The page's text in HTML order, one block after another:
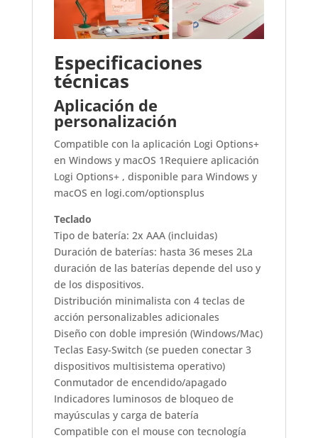
Especificaciones
técnicas
Aplicación de
personalización
Compatible con la aplicación Logi Options+
en Windows y macOS 1Requiere aplicación
Logi Options+ , disponible para Windows y
macOS en logi.com/optionsplus
Teclado
Tipo de batería: 2x AAA (incluidas)
Duración de baterías: hasta 36 meses 2La
duración de las baterías depende del uso y
de los dispositivos.
Distribución minimalista con 4 teclas de
acción personalizables adicionales
Diseño con doble impresión (Windows/Mac)
Teclas Easy-Switch (se pueden conectar 3
dispositivos multisistema operativo)
Conmutador de encendido/apagado
Indicadores luminosos de bloqueo de
mayúsculas y carga de batería
Compatible con el mouse con tecnología